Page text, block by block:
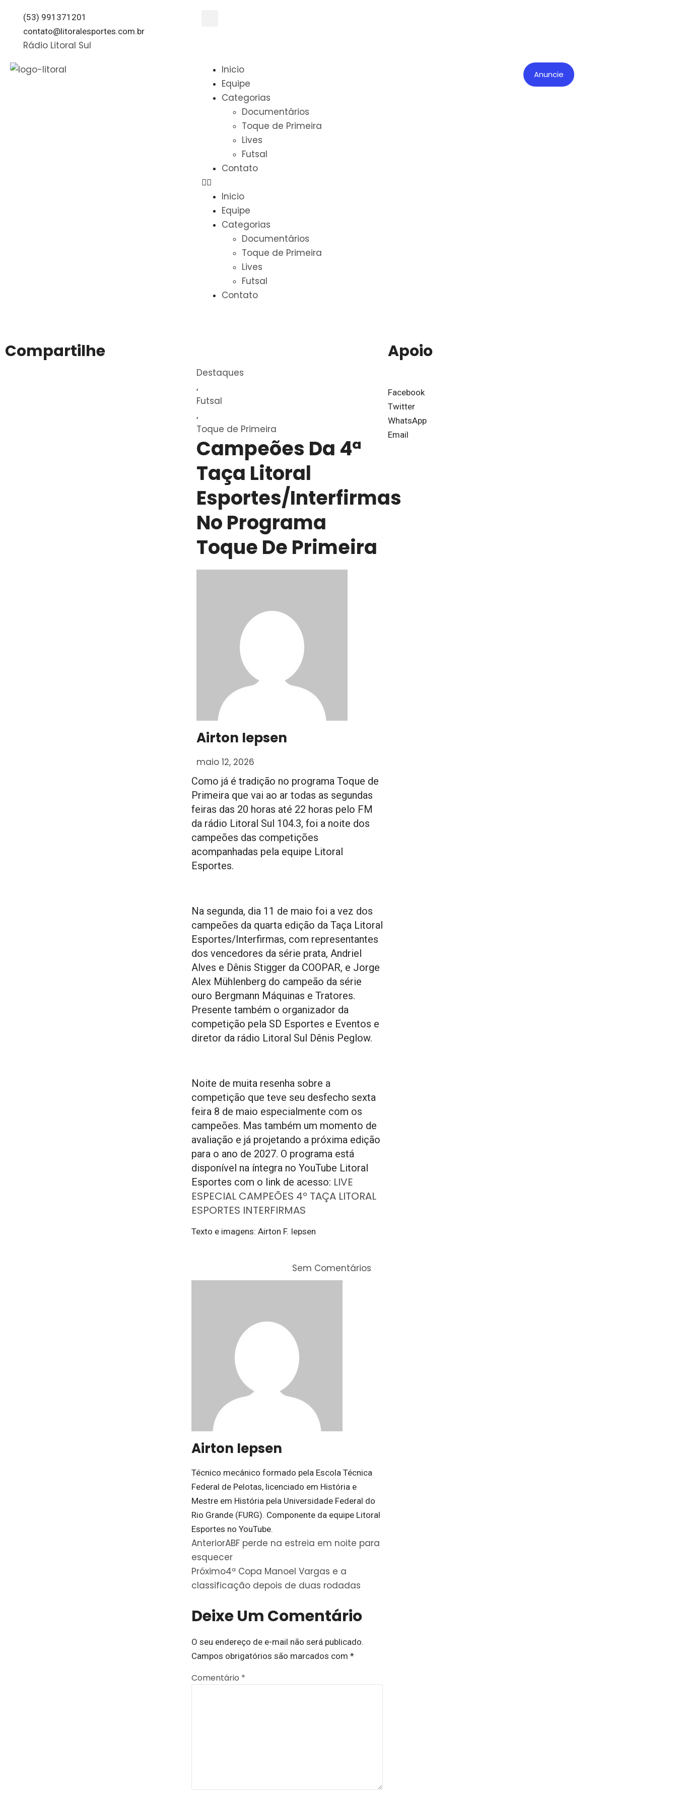
(53) 991371201
contato@litoralesportes.com.br
Rádio Litoral Sul
Inicio
Equipe
Categorias
Documentários
Toque de Primeira
Lives
Futsal
Contato
Inicio
Equipe
Categorias
Documentários
Toque de Primeira
Lives
Futsal
Contato
Anuncie
Compartilhe
Destaques
,
Futsal
,
Toque de Primeira
Campeões Da 4ª
Taça Litoral
Esportes/Interfirmas
No Programa
Toque De Primeira
Airton Iepsen
maio 12, 2026
Como já é tradição no programa Toque de
Primeira que vai ao ar todas as segundas
feiras das 20 horas até 22 horas pelo FM
da rádio Litoral Sul 104.3, foi a noite dos
campeões das competições
acompanhadas pela equipe Litoral
Esportes.
Na segunda, dia 11 de maio foi a vez dos
campeões da quarta edição da Taça Litoral
Esportes/Interfirmas, com representantes
dos vencedores da série prata, Andriel
Alves e Dênis Stigger da COOPAR, e Jorge
Alex Mühlenberg do campeão da série
ouro Bergmann Máquinas e Tratores.
Presente também o organizador da
competição pela SD Esportes e Eventos e
diretor da rádio Litoral Sul Dênis Peglow.
Noite de muita resenha sobre a
competição que teve seu desfecho sexta
feira 8 de maio especialmente com os
campeões. Mas também um momento de
avaliação e já projetando a próxima edição
para o ano de 2027. O programa está
disponível na íntegra no YouTube Litoral
Esportes com o link de acesso: LIVE
ESPECIAL CAMPEÕES 4º TAÇA LITORAL
ESPORTES INTERFIRMAS
Texto e imagens: Airton F. Iepsen
Sem Comentários
Airton Iepsen
Técnico mecânico formado pela Escola Técnica
Federal de Pelotas, licenciado em História e
Mestre em História pela Universidade Federal do
Rio Grande (FURG). Componente da equipe Litoral
Esportes no YouTube.
AnteriorABF perde na estreia em noite para
esquecer
Próximo4ª Copa Manoel Vargas e a
classificação depois de duas rodadas
Deixe Um Comentário
O seu endereço de e-mail não será publicado.
Campos obrigatórios são marcados com *
Comentário *
Apoio
Facebook
Twitter
WhatsApp
Email